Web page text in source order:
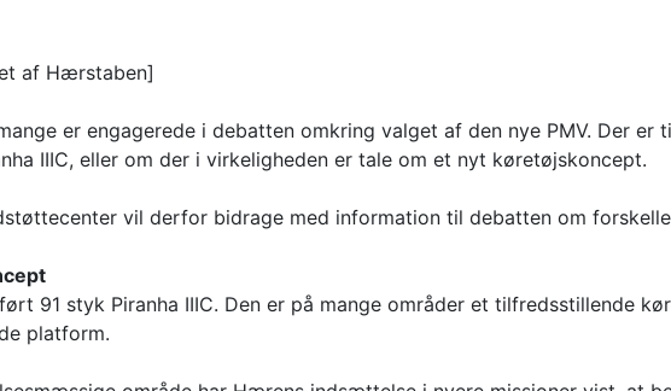
af Hærstaben]
er engagerede i debatten omkring valget af den nye PMV. Der
IIIC, eller om der i virkeligheden er tale om et nyt køretøjskoncept.
vil derfor bidrage med information til debatten om
91 styk Piranha IIIC. Den er på mange områder et tilfredsstillende
platform.